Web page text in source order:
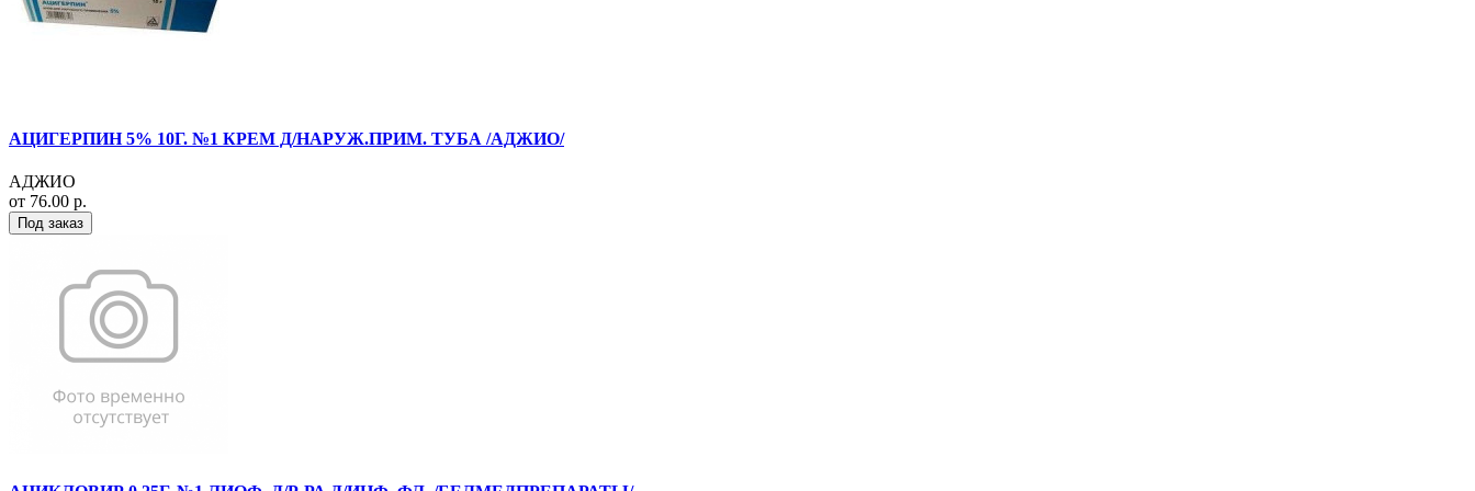
АЦИГЕРПИН 5% 10Г. №1 КРЕМ Д/НАРУЖ.ПРИМ. ТУБА /АДЖИО/
АДЖИО
от 76.00 р.
Под заказ